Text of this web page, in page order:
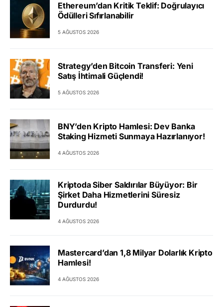
Ethereum’dan Kritik Teklif: Doğrulayıcı
Ödülleri Sıfırlanabilir
5 AĞUSTOS 2026
Strategy’den Bitcoin Transferi: Yeni
Satış İhtimali Güçlendi!
5 AĞUSTOS 2026
BNY’den Kripto Hamlesi: Dev Banka
Staking Hizmeti Sunmaya Hazırlanıyor!
4 AĞUSTOS 2026
Kriptoda Siber Saldırılar Büyüyor: Bir
Şirket Daha Hizmetlerini Süresiz
Durdurdu!
4 AĞUSTOS 2026
Mastercard’dan 1,8 Milyar Dolarlık Kripto
Hamlesi!
4 AĞUSTOS 2026